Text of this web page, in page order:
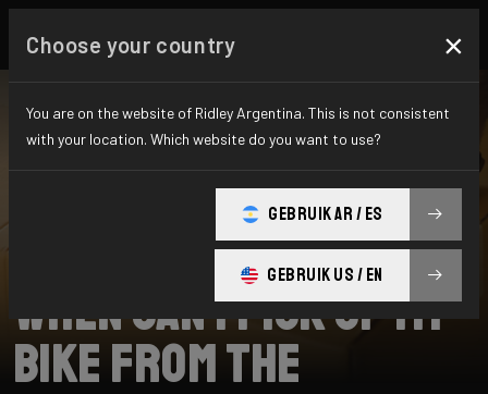
When can I pick up my
bike from the
Choose your country ×
You are on the website of Ridley Argentina. This is not consistent
with your location. Which website do you want to use?
GEBRUIK AR / ES
GEBRUIK US / EN